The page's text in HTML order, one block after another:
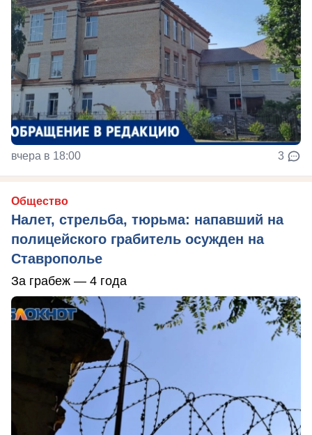
вчера в 18:00 3
Общество
Налет, стрельба, тюрьма: напавший на
полицейского грабитель осужден на
Ставрополье
За грабеж — 4 года